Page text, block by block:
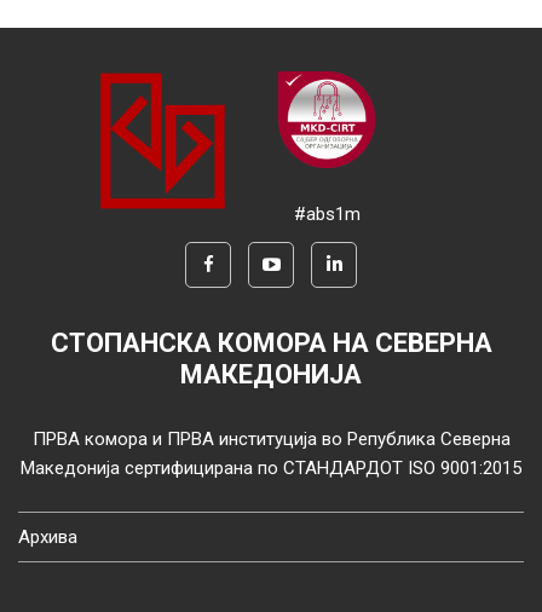
#abs1m
СТОПАНСКА КОМОРА НА СЕВЕРНА
МАКЕДОНИЈА
ПРВА комора и ПРВА институција во Република Северна
Македонија сертифицирана по СТАНДАРДОТ ISO 9001:2015
Архива